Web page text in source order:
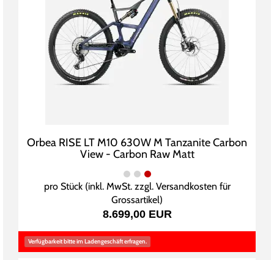
Orbea RISE LT M10 630W M Tanzanite Carbon
View - Carbon Raw Matt
pro Stück (inkl. MwSt. zzgl. Versandkosten für
Grossartikel)
8.699,00 EUR
Verfügbarkeit bitte im Ladengeschäft erfragen.